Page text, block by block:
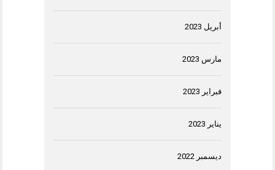
أبريل 2023
مارس 2023
فبراير 2023
يناير 2023
ديسمبر 2022